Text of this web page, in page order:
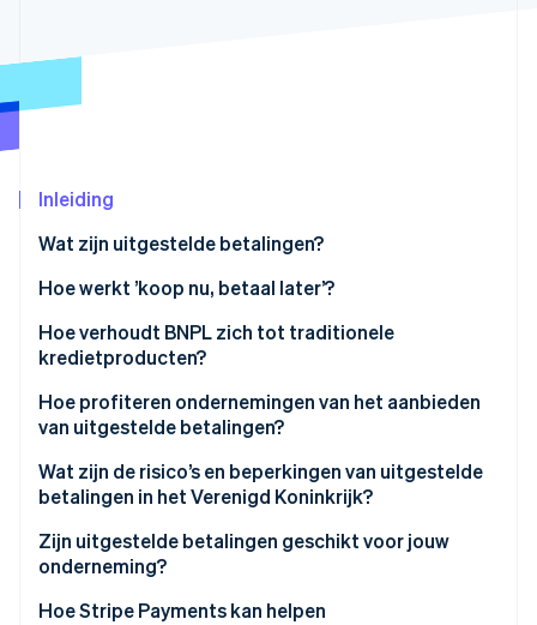
Climate
Stripe Sessions 2026
Ontdek hoe Stripe de economische
Nu bekijken
Inleiding
Wat zijn uitgestelde betalingen?
Hoe werkt ’koop nu, betaal later’?
Hoe verhoudt BNPL zich tot traditionele
kredietproducten?
Hoe profiteren ondernemingen van het aanbieden
van uitgestelde betalingen?
Wat zijn de risico’s en beperkingen van uitgestelde
betalingen in het Verenigd Koninkrijk?
Zijn uitgestelde betalingen geschikt voor jouw
onderneming?
Hoe Stripe Payments kan helpen